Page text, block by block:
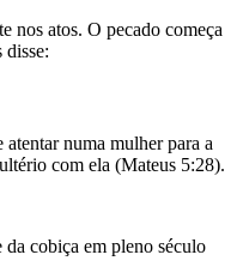
nos atos. O pecado começa
disse:
numa mulher para a
com ela (Mateus 5:28).
cobiça em pleno século